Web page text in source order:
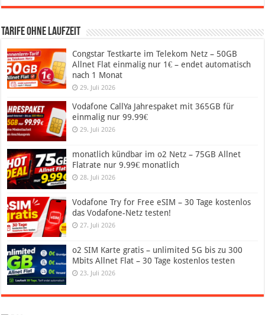
Tarife ohne Laufzeit
Congstar Testkarte im Telekom Netz – 50GB
Allnet Flat einmalig nur 1€ – endet automatisch
nach 1 Monat
29. Juli 2026
Vodafone CallYa Jahrespaket mit 365GB für
einmalig nur 99.99€
29. Juli 2026
monatlich kündbar im o2 Netz – 75GB Allnet
Flatrate nur 9.99€ monatlich
28. Juli 2026
Vodafone Try for Free eSIM – 30 Tage kostenlos
das Vodafone-Netz testen!
27. Juli 2026
o2 SIM Karte gratis – unlimited 5G bis zu 300
Mbits Allnet Flat – 30 Tage kostenlos testen
23. Juli 2026